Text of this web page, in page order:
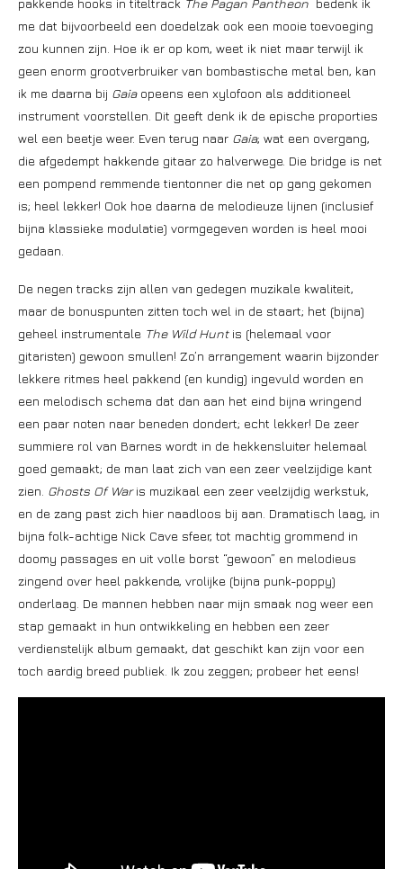
pakkende hooks in titeltrack The Pagan Pantheon bedenk ik
me dat bijvoorbeeld een doedelzak ook een mooie toevoeging
zou kunnen zijn. Hoe ik er op kom, weet ik niet maar terwijl ik
geen enorm grootverbruiker van bombastische metal ben, kan
ik me daarna bij Gaiaopeens een xylofoon als additioneel
instrument voorstellen. Dit geeft denk ik de epische proporties
wel een beetje weer. Even terug naar Gaia; wat een overgang,
die afgedempt hakkende gitaar zo halverwege. Die bridge is net
een pompend remmende tientonner die net op gang gekomen
is; heel lekker! Ook hoe daarna de melodieuze lijnen (inclusief
bijna klassieke modulatie) vormgegeven worden is heel mooi
gedaan.
De negen tracks zijn allen van gedegen muzikale kwaliteit,
maar de bonuspunten zitten toch wel in de staart; het (bijna)
geheel instrumentale The Wild Huntis (helemaal voor
gitaristen) gewoon smullen! Zo’n arrangement waarin bijzonder
lekkere ritmes heel pakkend (en kundig) ingevuld worden en
een melodisch schema dat dan aan het eind bijna wringend
een paar noten naar beneden dondert; echt lekker! De zeer
summiere rol van Barnes wordt in de hekkensluiter helemaal
goed gemaakt; de man laat zich van een zeer veelzijdige kant
zien. Ghosts Of Waris muzikaal een zeer veelzijdig werkstuk,
en de zang past zich hier naadloos bij aan. Dramatisch laag, in
bijna folk-achtige Nick Cave sfeer, tot machtig grommend in
doomy passages en uit volle borst “gewoon” en melodieus
zingend over heel pakkende, vrolijke (bijna punk-poppy)
onderlaag. De mannen hebben naar mijn smaak nog weer een
stap gemaakt in hun ontwikkeling en hebben een zeer
verdienstelijk album gemaakt, dat geschikt kan zijn voor een
toch aardig breed publiek. Ik zou zeggen; probeer het eens!